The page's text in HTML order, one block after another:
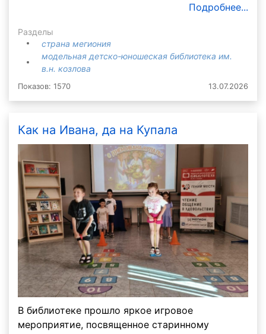
Подробнее...
Разделы
страна мегиония
модельная детско-юношеская библиотека им.
в.н. козлова
Показов: 1570 13.07.2026
Как на Ивана, да на Купала
В библиотеке прошло яркое игровое
мероприятие, посвященное старинному